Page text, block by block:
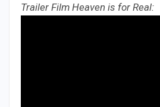
Trailer Film Heaven is for Real: